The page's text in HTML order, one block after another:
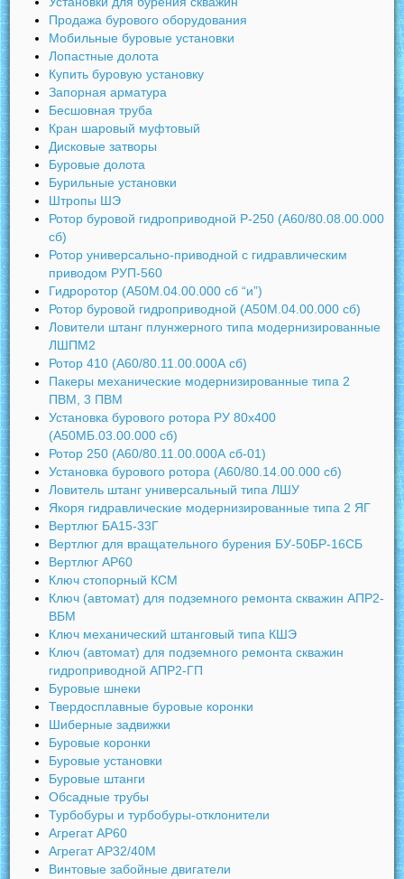
Продажа бурового оборудования
Мобильные буровые установки
Лопастные долота
Купить буровую установку
Запорная арматура
Бесшовная труба
Кран шаровый муфтовый
Дисковые затворы
Буровые долота
Бурильные установки
Штропы ШЭ
Ротор буровой гидроприводной Р-250 (А60/80.08.00.000
сб)
Ротор универсально-приводной с гидравлическим
приводом РУП-560
Гидроротор (А50М.04.00.000 сб “и”)
Ротор буровой гидроприводной (А50М.04.00.000 сб)
Ловители штанг плунжерного типа модернизированные
ЛШПМ2
Ротор 410 (А60/80.11.00.000А сб)
Пакеры механические модернизированные типа 2
ПВМ, 3 ПВМ
Установка бурового ротора РУ 80х400
(А50МБ.03.00.000 сб)
Ротор 250 (А60/80.11.00.000А сб-01)
Установка бурового ротора (А60/80.14.00.000 сб)
Ловитель штанг универсальный типа ЛШУ
Якоря гидравлические модернизированные типа 2 ЯГ
Вертлюг БА15-33Г
Вертлюг для вращательного бурения БУ-50БР-16СБ
Вертлюг АР60
Ключ стопорный КСМ
Ключ (автомат) для подземного ремонта скважин АПР2-
ВБМ
Ключ механический штанговый типа КШЭ
Ключ (автомат) для подземного ремонта скважин
гидроприводной АПР2-ГП
Буровые шнеки
Твердосплавные буровые коронки
Шиберные задвижки
Буровые коронки
Буровые установки
Буровые штанги
Обсадные трубы
Турбобуры и турбобуры-отклонители
Агрегат АР60
Агрегат АР32/40М
Винтовые забойные двигатели